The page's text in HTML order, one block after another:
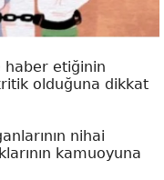
haber etiğinin
olduğuna dikkat
nihai
kamuoyuna